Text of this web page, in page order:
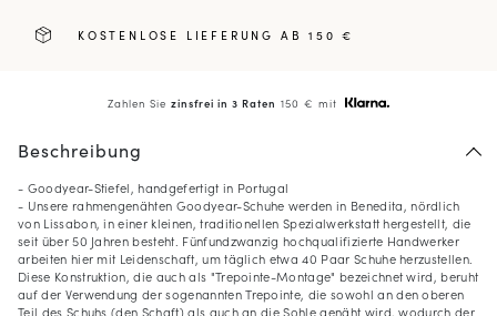
KOSTENLOSE LIEFERUNG AB 150 €
Zahlen Siezinsfrei in 3 Raten 150 € mit
Beschreibung
- Goodyear-Stiefel, handgefertigt in Portugal
- Unsere rahmengenähten Goodyear-Schuhe werden in Benedita, nördlich
von Lissabon, in einer kleinen, traditionellen Spezialwerkstatt hergestellt, die
seit über 50 Jahren besteht. Fünfundzwanzig hochqualifizierte Handwerker
arbeiten hier mit Leidenschaft, um täglich etwa 40 Paar Schuhe herzustellen.
Diese Konstruktion, die auch als "Trepointe-Montage" bezeichnet wird, beruht
auf der Verwendung der sogenannten Trepointe, die sowohl an den oberen
Teil des Schuhs (den Schaft) als auch an die Sohle genäht wird, wodurch der